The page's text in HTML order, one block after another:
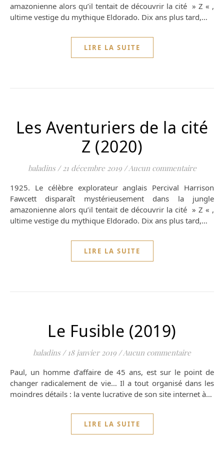
amazonienne alors qu’il tentait de découvrir la cité » Z « ,
ultime vestige du mythique Eldorado. Dix ans plus tard,…
LIRE LA SUITE
Les Aventuriers de la cité
Z (2020)
baladins / 21 décembre 2019 / Aucun commentaire
1925. Le célèbre explorateur anglais Percival Harrison
Fawcett disparaît mystérieusement dans la jungle
amazonienne alors qu’il tentait de découvrir la cité » Z « ,
ultime vestige du mythique Eldorado. Dix ans plus tard,…
LIRE LA SUITE
Le Fusible (2019)
baladins / 18 janvier 2019 / Aucun commentaire
Paul, un homme d’affaire de 45 ans, est sur le point de
changer radicalement de vie… Il a tout organisé dans les
moindres détails : la vente lucrative de son site internet à…
LIRE LA SUITE